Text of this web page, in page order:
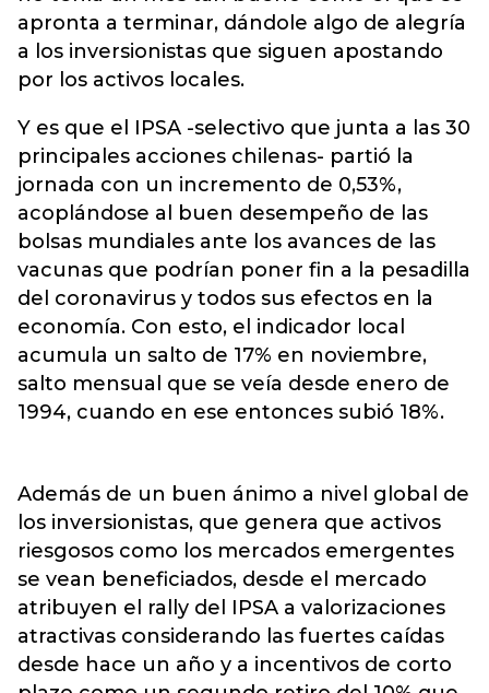
apronta a terminar, dándole algo de alegría
a los inversionistas que siguen apostando
por los activos locales.
Y es que el IPSA -selectivo que junta a las 30
principales acciones chilenas- partió la
jornada con un incremento de 0,53%,
acoplándose al buen desempeño de las
bolsas mundiales ante los avances de las
vacunas que podrían poner fin a la pesadilla
del coronavirus y todos sus efectos en la
economía. Con esto, el indicador local
acumula un salto de 17% en noviembre,
salto mensual que se veía desde enero de
1994, cuando en ese entonces subió 18%.
Además de un buen ánimo a nivel global de
los inversionistas, que genera que activos
riesgosos como los mercados emergentes
se vean beneficiados, desde el mercado
atribuyen el rally del IPSA a valorizaciones
atractivas considerando las fuertes caídas
desde hace un año y a incentivos de corto